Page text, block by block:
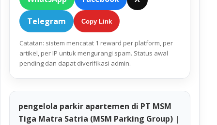
Telegram Copy Link
Catatan: sistem mencatat 1 reward per platform, per
artikel, per IP untuk mengurangi spam. Status awal
pending dan dapat diverifikasi admin.
pengelola parkir apartemen di PT MSM
Tiga Matra Satria (MSM Parking Group) |